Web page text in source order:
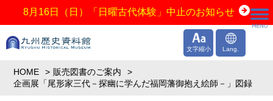
8月16日（日）「日曜古代体験」中止のお知らせ
文字縮小 Lang.
HOME
販売図書のご案内
企画展「尾形家三代－探幽に学んだ福岡藩御抱え絵師－」図録